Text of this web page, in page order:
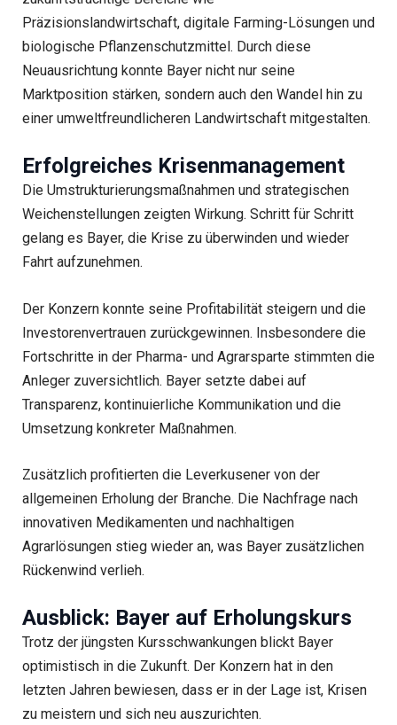
Präzisionslandwirtschaft, digitale Farming-Lösungen und
biologische Pflanzenschutzmittel. Durch diese
Neuausrichtung konnte Bayer nicht nur seine
Marktposition stärken, sondern auch den Wandel hin zu
einer umweltfreundlicheren Landwirtschaft mitgestalten.
Erfolgreiches Krisenmanagement
Die Umstrukturierungsmaßnahmen und strategischen
Weichenstellungen zeigten Wirkung. Schritt für Schritt
gelang es Bayer, die Krise zu überwinden und wieder
Fahrt aufzunehmen.
Der Konzern konnte seine Profitabilität steigern und die
Investorenvertrauen zurückgewinnen. Insbesondere die
Fortschritte in der Pharma- und Agrarsparte stimmten die
Anleger zuversichtlich. Bayer setzte dabei auf
Transparenz, kontinuierliche Kommunikation und die
Umsetzung konkreter Maßnahmen.
Zusätzlich profitierten die Leverkusener von der
allgemeinen Erholung der Branche. Die Nachfrage nach
innovativen Medikamenten und nachhaltigen
Agrarlösungen stieg wieder an, was Bayer zusätzlichen
Rückenwind verlieh.
Ausblick: Bayer auf Erholungskurs
Trotz der jüngsten Kursschwankungen blickt Bayer
optimistisch in die Zukunft. Der Konzern hat in den
letzten Jahren bewiesen, dass er in der Lage ist, Krisen
zu meistern und sich neu auszurichten.